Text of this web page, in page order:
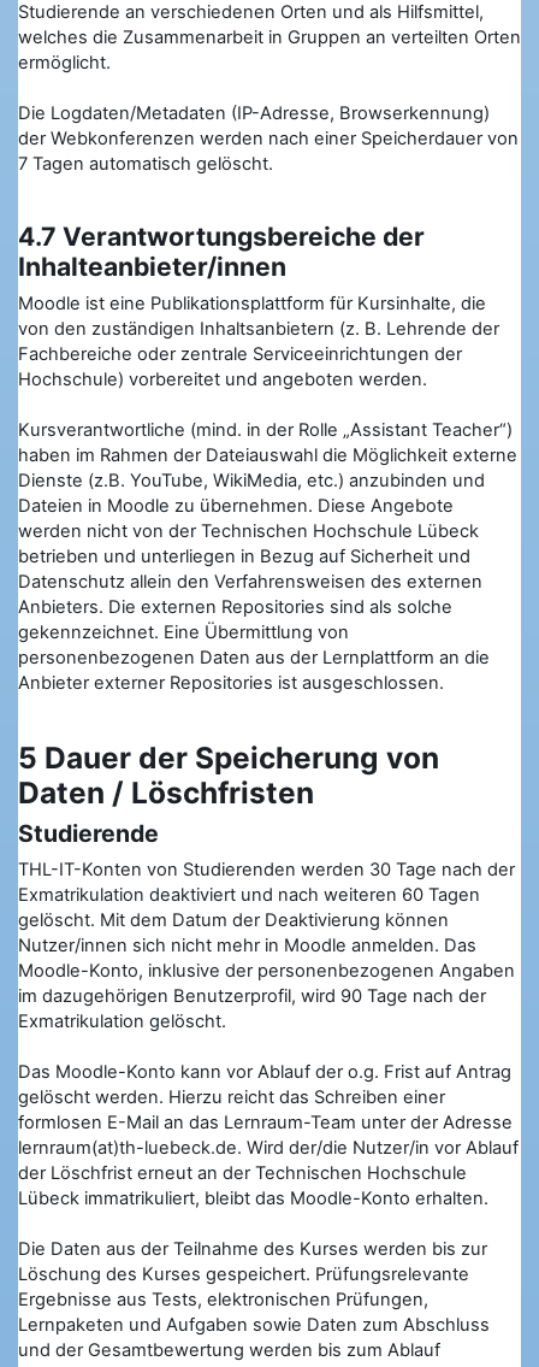
Studierende an verschiedenen Orten und als Hilfsmittel,
welches die Zusammenarbeit in Gruppen an verteilten Orten
ermöglicht.
Die Logdaten/Metadaten (IP-Adresse, Browserkennung)
der Webkonferenzen werden nach einer Speicherdauer von
7 Tagen automatisch gelöscht.
4.7 Verantwortungsbereiche der
Inhalteanbieter/innen
Moodle ist eine Publikationsplattform für Kursinhalte, die
von den zuständigen Inhaltsanbietern (z. B. Lehrende der
Fachbereiche oder zentrale Serviceeinrichtungen der
Hochschule) vorbereitet und angeboten werden.
Kursverantwortliche (mind. in der Rolle „Assistant Teacher“)
haben im Rahmen der Dateiauswahl die Möglichkeit externe
Dienste (z.B. YouTube, WikiMedia, etc.) anzubinden und
Dateien in Moodle zu übernehmen. Diese Angebote
werden nicht von der Technischen Hochschule Lübeck
betrieben und unterliegen in Bezug auf Sicherheit und
Datenschutz allein den Verfahrensweisen des externen
Anbieters. Die externen Repositories sind als solche
gekennzeichnet. Eine Übermittlung von
personenbezogenen Daten aus der Lernplattform an die
Anbieter externer Repositories ist ausgeschlossen.
5 Dauer der Speicherung von
Daten / Löschfristen
Studierende
THL-IT-Konten von Studierenden werden 30 Tage nach der
Exmatrikulation deaktiviert und nach weiteren 60 Tagen
gelöscht. Mit dem Datum der Deaktivierung können
Nutzer/innen sich nicht mehr in Moodle anmelden. Das
Moodle-Konto, inklusive der personenbezogenen Angaben
im dazugehörigen Benutzerprofil, wird 90 Tage nach der
Exmatrikulation gelöscht.
Das Moodle-Konto kann vor Ablauf der o.g. Frist auf Antrag
gelöscht werden. Hierzu reicht das Schreiben einer
formlosen E-Mail an das Lernraum-Team unter der Adresse
lernraum(at)th-luebeck.de. Wird der/die Nutzer/in vor Ablauf
der Löschfrist erneut an der Technischen Hochschule
Lübeck immatrikuliert, bleibt das Moodle-Konto erhalten.
Die Daten aus der Teilnahme des Kurses werden bis zur
Löschung des Kurses gespeichert. Prüfungsrelevante
Ergebnisse aus Tests, elektronischen Prüfungen,
Lernpaketen und Aufgaben sowie Daten zum Abschluss
und der Gesamtbewertung werden bis zum Ablauf